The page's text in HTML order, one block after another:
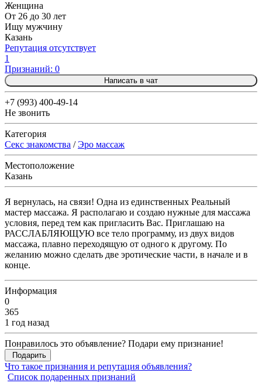
Женщина
От 26 до 30 лет
Ищу мужчину
Казань
Репутация отсутствует
1
Признаний: 0
Написать в чат
+7 (993) 400-49-14
Не звонить
Категория
Секс знакомства /Эро массаж
Местоположение
Казань
Я вернулась, на связи! Одна из единственных Реальный
мастер массажа. Я располагаю и создаю нужные для массажа
условия, перед тем как пригласить Вас. Приглашаю на
РАССЛАБЛЯЮЩУЮ все тело программу, из двух видов
массажа, плавно переходящую от одного к другому. По
желанию можно сделать две эротические части, в начале и в
конце.
Информация
0
365
1 год назад
Понравилось это объявление? Подари ему признание!
Подарить
Что такое признания и репутация объявления?
Список подаренных признаний